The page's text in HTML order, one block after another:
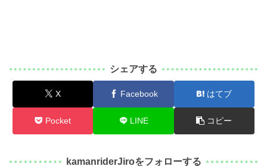
シェアする
X Facebook はてブ
Pocket LINE コピー
kamanriderJiroをフォローする